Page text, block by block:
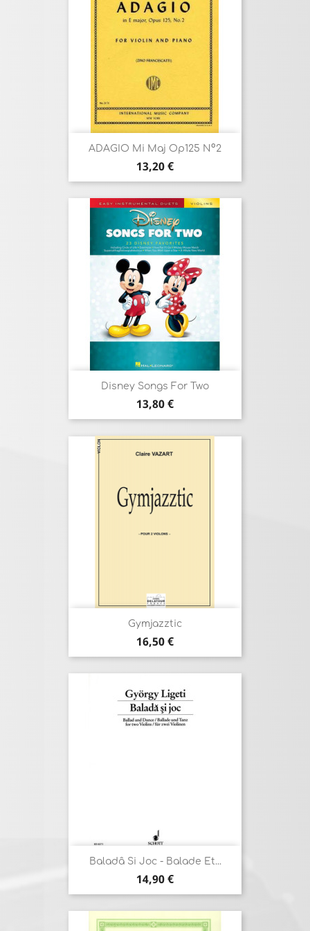
ADAGIO Mi Maj Op125 N°2
Prix
13,20 €
Disney Songs For Two
Prix
13,80 €
Gymjazztic
Prix
16,50 €
Baladâ Si Joc - Balade Et...
Prix
14,90 €